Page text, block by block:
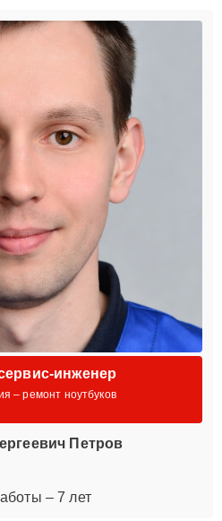
инженер
– ремонт ноутбуков
Петров
– 7 лет